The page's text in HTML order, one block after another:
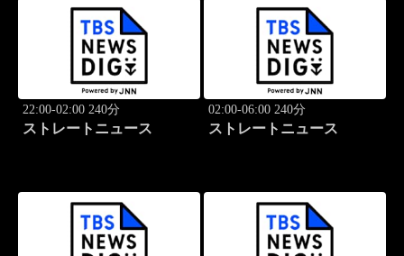
22:00-02:00 240分
ストレートニュース
02:00-06:00 240分
ストレートニュース